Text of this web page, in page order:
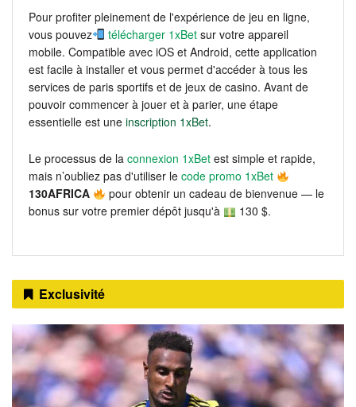
Pour profiter pleinement de l'expérience de jeu en ligne,
vous pouvez
télécharger 1xBet sur votre appareil
mobile. Compatible avec iOS et Android, cette application
est facile à installer et vous permet d'accéder à tous les
services de paris sportifs et de jeux de casino. Avant de
pouvoir commencer à jouer et à parier, une étape
essentielle est une inscription 1xBet.
Le processus de la connexion 1xBet est simple et rapide,
mais n’oubliez pas d'utiliser le code promo 1xBet
130AFRICA
pour obtenir un cadeau de bienvenue — le
bonus sur votre premier dépôt jusqu'à
130 $.
Exclusivité